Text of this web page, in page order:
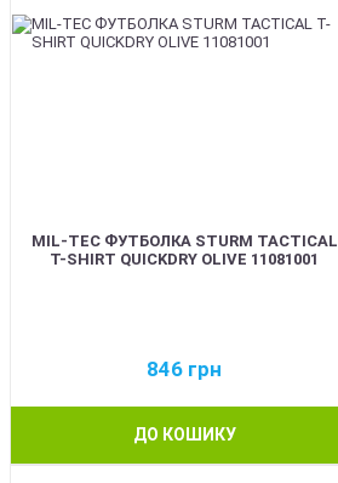
MIL-TEC ФУТБОЛКА STURM TACTICAL
T-SHIRT QUICKDRY OLIVE 11081001
846 грн
ДО КОШИКУ